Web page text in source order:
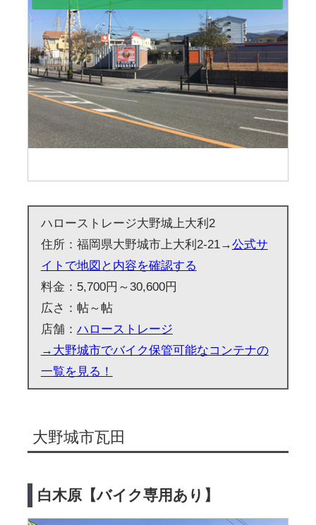
ハローストレージ大野城上大利2
住所：福岡県大野城市上大利2-21→公式サ
イトで地図と内容を確認する
料金：5,700円～30,600円
広さ：帖～帖
店舗： ハローストレージ
→大野城市でバイク保管可能なコンテナの
一覧を見る！
大野城市瓦田
白木原【バイク専用あり】